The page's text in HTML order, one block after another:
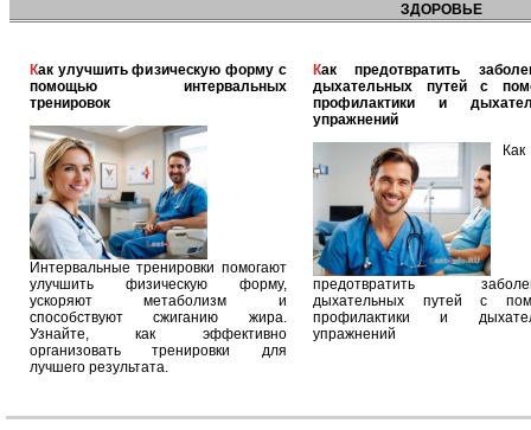
ЗДОРОВЬЕ
Как улучшить физическую форму с
помощью интервальных
тренировок
Интервальные тренировки помогают
улучшить физическую форму,
ускоряют метаболизм и
способствуют сжиганию жира.
Узнайте, как эффективно
организовать тренировки для
лучшего результата.
Как предотвратить заболевания
дыхательных путей с
профилактики и
упражнений
Как
предотвратить
дыхательных путей с
профилактики и
упражнений